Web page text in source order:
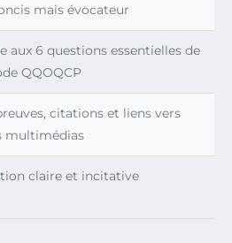
mais évocateur
aux 6 questions essentielles de
QQOQCP
citations et liens vers
multimédias
claire et incitative